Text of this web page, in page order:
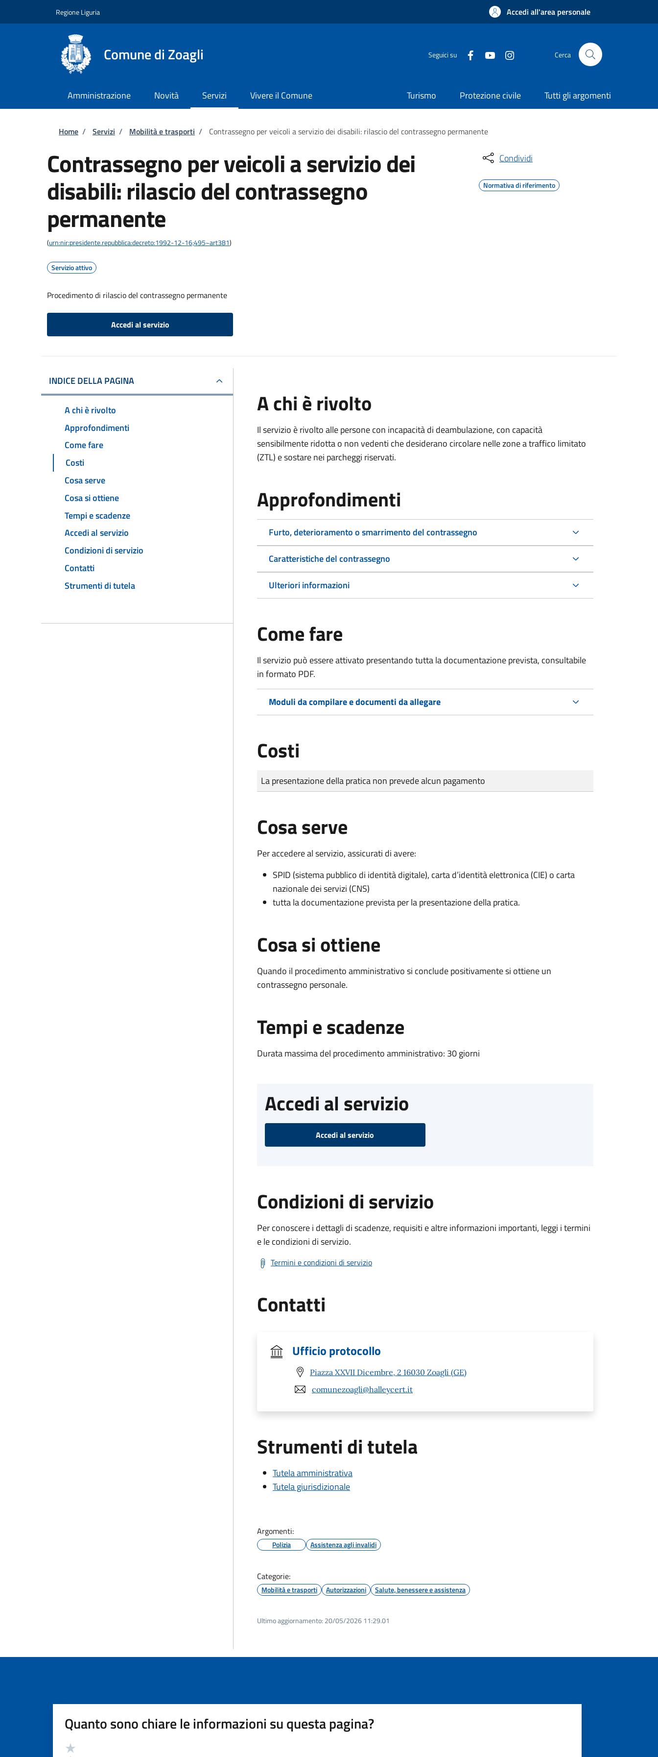
Regione Liguria Accedi all'area personale
Comune di Zoagli Seguici su Cerca
Amministrazione Novità Servizi Vivere il Comune Turismo Protezione civile Tutti gli argomenti
Briciole di pane
Home / Servizi / Mobilità e trasporti / Contrassegno per veicoli a servizio dei disabili: rilascio del contrassegno permanente
Contrassegno per veicoli a servizio dei
disabili: rilascio del contrassegno
permanente
(urn:nir:presidente.repubblica:decreto:1992-12-16;495~art381)
Servizio attivo
Procedimento di rilascio del contrassegno permanente
Accedi al servizio
Condividi
Normativa di riferimento
INDICE DELLA PAGINA
A chi è rivolto
Approfondimenti
Come fare
Costi
Cosa serve
Cosa si ottiene
Tempi e scadenze
Accedi al servizio
Condizioni di servizio
Contatti
Strumenti di tutela
A chi è rivolto
Il servizio è rivolto alle persone con incapacità di deambulazione, con capacità
sensibilmente ridotta o non vedenti che desiderano circolare nelle zone a traffico limitato
(ZTL) e sostare nei parcheggi riservati.
Approfondimenti
Furto, deterioramento o smarrimento del contrassegno
Caratteristiche del contrassegno
Ulteriori informazioni
Come fare
Il servizio può essere attivato presentando tutta la documentazione prevista, consultabile
in formato PDF.
Moduli da compilare e documenti da allegare
Costi
Tipo di pagamento
Importo
La presentazione della pratica non prevede alcun pagamento
Cosa serve
Per accedere al servizio, assicurati di avere:
SPID (sistema pubblico di identità digitale), carta d’identità elettronica (CIE) o carta
nazionale dei servizi (CNS)
tutta la documentazione prevista per la presentazione della pratica.
Cosa si ottiene
Quando il procedimento amministrativo si conclude positivamente si ottiene un
contrassegno personale.
Tempi e scadenze
Durata massima del procedimento amministrativo: 30 giorni
Accedi al servizio
Accedi al servizio
Condizioni di servizio
Per conoscere i dettagli di scadenze, requisiti e altre informazioni importanti, leggi i termini
e le condizioni di servizio.
Termini e condizioni di servizio
Contatti
Ufficio protocollo
Piazza XXVII Dicembre, 2 16030 Zoagli (GE)
comunezoagli@halleycert.it
Strumenti di tutela
Tutela amministrativa
Tutela giurisdizionale
Argomenti:
Polizia Assistenza agli invalidi
Categorie:
Mobilità e trasporti Autorizzazioni Salute, benessere e assistenza
Ultimo aggiornamento: 20/05/2026 11:29.01
Quanto sono chiare le informazioni su questa pagina?
Valutazione